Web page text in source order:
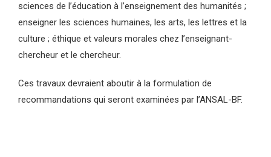
sciences de l’éducation à l’enseignement des humanités ;
enseigner les sciences humaines, les arts, les lettres et la
culture ; éthique et valeurs morales chez l’enseignant-
chercheur et le chercheur.
Ces travaux devraient aboutir à la formulation de
recommandations qui seront examinées par l’ANSAL-BF.